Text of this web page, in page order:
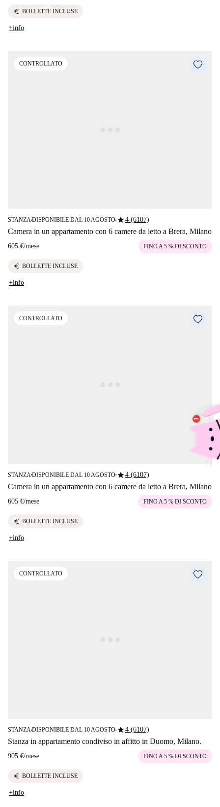
euro BOLLETTE INCLUSE
+info
CONTROLLATO
STANZA■DISPONIBILE DAL 10 AGOSTO■star4 (6107)
Camera in un appartamento con 6 camere da letto a Brera, Milano
605 €/mese FINO A 5 % DI SCONTO
euro BOLLETTE INCLUSE
+info
CONTROLLATO
STANZA■DISPONIBILE DAL 10 AGOSTO■star4 (6107)
Camera in un appartamento con 6 camere da letto a Brera, Milano
605 €/mese FINO A 5 % DI SCONTO
euro BOLLETTE INCLUSE
+info
CONTROLLATO
STANZA■DISPONIBILE DAL 10 AGOSTO■star4 (6107)
Stanza in appartamento condiviso in affitto in Duomo, Milano.
905 €/mese FINO A 5 % DI SCONTO
euro BOLLETTE INCLUSE
+info